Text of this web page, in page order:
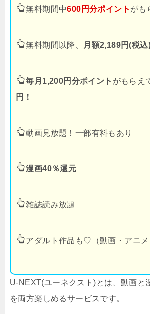
無料期間中600円分ポイント がも
無料期間以降、 月額2,189円(税込)
毎月1,200円分ポイント がもらえ
円！
動画見放題！一部有料もあり
漫画40％還元
雑誌読み放題
アダルト作品も♡（動画・アニメ
U-NEXT(ユーネクスト)とは、動画と
を両方楽しめるサービスです。